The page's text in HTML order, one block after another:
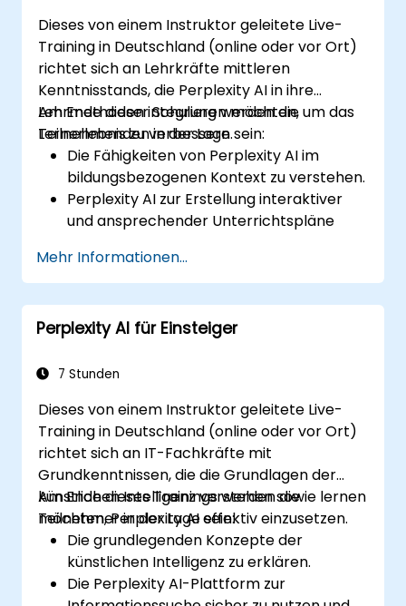
Dieses von einem Instruktor geleitete Live-
Training in Deutschland (online oder vor Ort)
richtet sich an Lehrkräfte mittleren
Kenntnisstands, die Perplexity AI in ihre
Lehrmethoden integrieren möchten, um das
Lernerlebnis zu verbessern.
Am Ende dieser Schulung werden die
Teilnehmenden in der Lage sein:
Die Fähigkeiten von Perplexity AI im
bildungsbezogenen Kontext zu verstehen.
Perplexity AI zur Erstellung interaktiver
und ansprechender Unterrichtspläne
Perplexity AI für die Bewertung der
Schüler sowie deren Rückmeldung zu
nutzen.
Das Potenzial von Künstlicher Intelligenz
zu erkunden.
Mehr Informationen...
Perplexity AI für Einsteiger
7 Stunden
Dieses von einem Instruktor geleitete Live-
Training in Deutschland (online oder vor Ort)
richtet sich an IT-Fachkräfte mit
Grundkenntnissen, die die Grundlagen der
künstlichen Intelligenz verstehen sowie lernen
möchten, Perplexity AI effektiv einzusetzen.
Am Ende dieses Trainings werden die
Teilnehmer in der Lage sein:
Die grundlegenden Konzepte der
künstlichen Intelligenz zu erklären.
Die Perplexity AI-Plattform zur